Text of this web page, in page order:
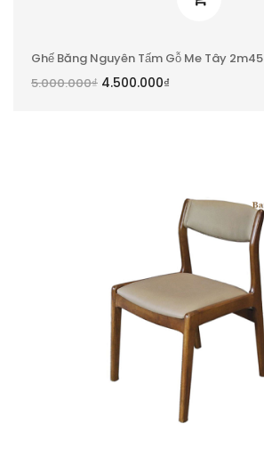
Ghế Băng Nguyên Tấm Gỗ Me Tây 2m45
5.000.000₫ 4.500.000₫